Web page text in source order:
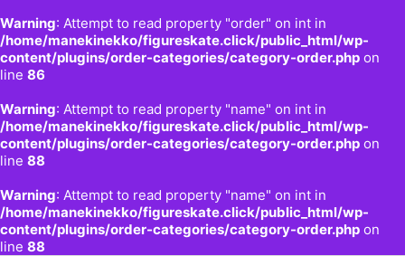
Warning: Attempt to read property "order" on int in
/home/manekinekko/figureskate.click/public_html/wp-
content/plugins/order-categories/category-order.php on
line 86
Warning: Attempt to read property "name" on int in
/home/manekinekko/figureskate.click/public_html/wp-
content/plugins/order-categories/category-order.php on
line 88
Warning: Attempt to read property "name" on int in
/home/manekinekko/figureskate.click/public_html/wp-
content/plugins/order-categories/category-order.php on
line 88